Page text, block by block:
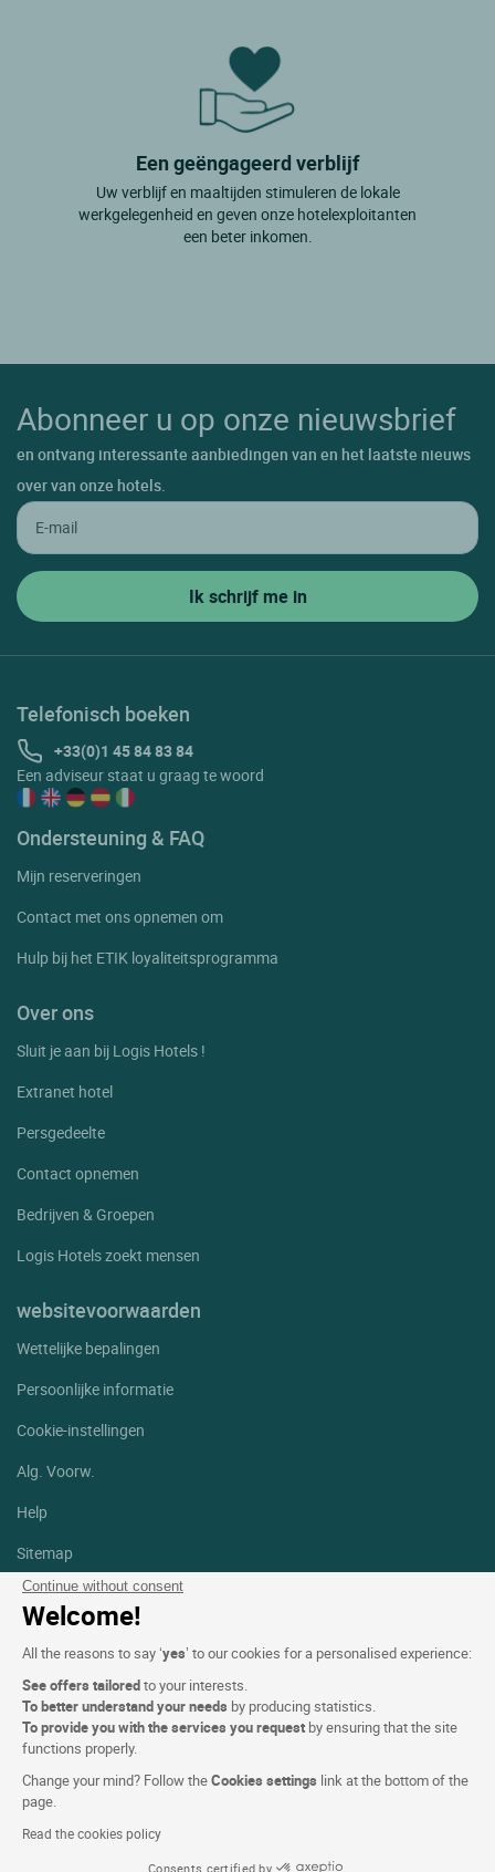
Continue without consent
Welcome!
All the reasons to say ‘yes’ to our cookies for a personalised experience:
See offers tailoredto your interests.
To better understand your needs by producing statistics.
To provide you with the services you request by ensuring that the site
functions properly.
Change your mind? Follow theCookies settings link at the bottom of the
page.
Read the cookies policy
Consents certified by
Een geëngageerd verblijf
Uw verblijf en maaltijden stimuleren de lokale
werkgelegenheid en geven onze hotelexploitanten
een beter inkomen.
Abonneer u op onze nieuwsbrief
en ontvang interessante aanbiedingen van en het laatste nieuws
over van onze hotels.
Telefonisch boeken
+33(0)1 45 84 83 84
Een adviseur staat u graag te woord
Ondersteuning & FAQ
Mijn reserveringen
Contact met ons opnemen om
Hulp bij het ETIK loyaliteitsprogramma
Over ons
Sluit je aan bij Logis Hotels !
Extranet hotel
Persgedeelte
Contact opnemen
Bedrijven & Groepen
Logis Hotels zoekt mensen
websitevoorwaarden
Wettelijke bepalingen
Persoonlijke informatie
Cookie-instellingen
Alg. Voorw.
Help
Sitemap
Foto's
Instagram
Linkedin